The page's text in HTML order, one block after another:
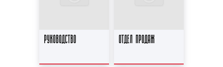
РУКОВОДСТВО ОТДЕЛ ПРОДАЖ